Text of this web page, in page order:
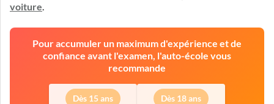
voiture
Pour accumuler un maximum d'expérience et de
confiance avant l'examen, l'auto-école vous
recommande
Dès 15 ans Dès 18 ans